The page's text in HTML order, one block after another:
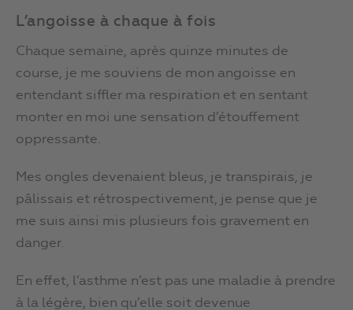
L’angoisse à chaque à fois
Chaque semaine, après quinze minutes de
course, je me souviens de mon angoisse en
entendant siffler ma respiration et en sentant
monter en moi une sensation d’étouffement
oppressante.
Mes ongles devenaient bleus, je transpirais, je
pâlissais et rétrospectivement, je pense que je
me suis ainsi mis plusieurs fois gravement en
danger.
En effet, l’asthme n’est pas une maladie à prendre
à la légère, bien qu’elle soit devenue